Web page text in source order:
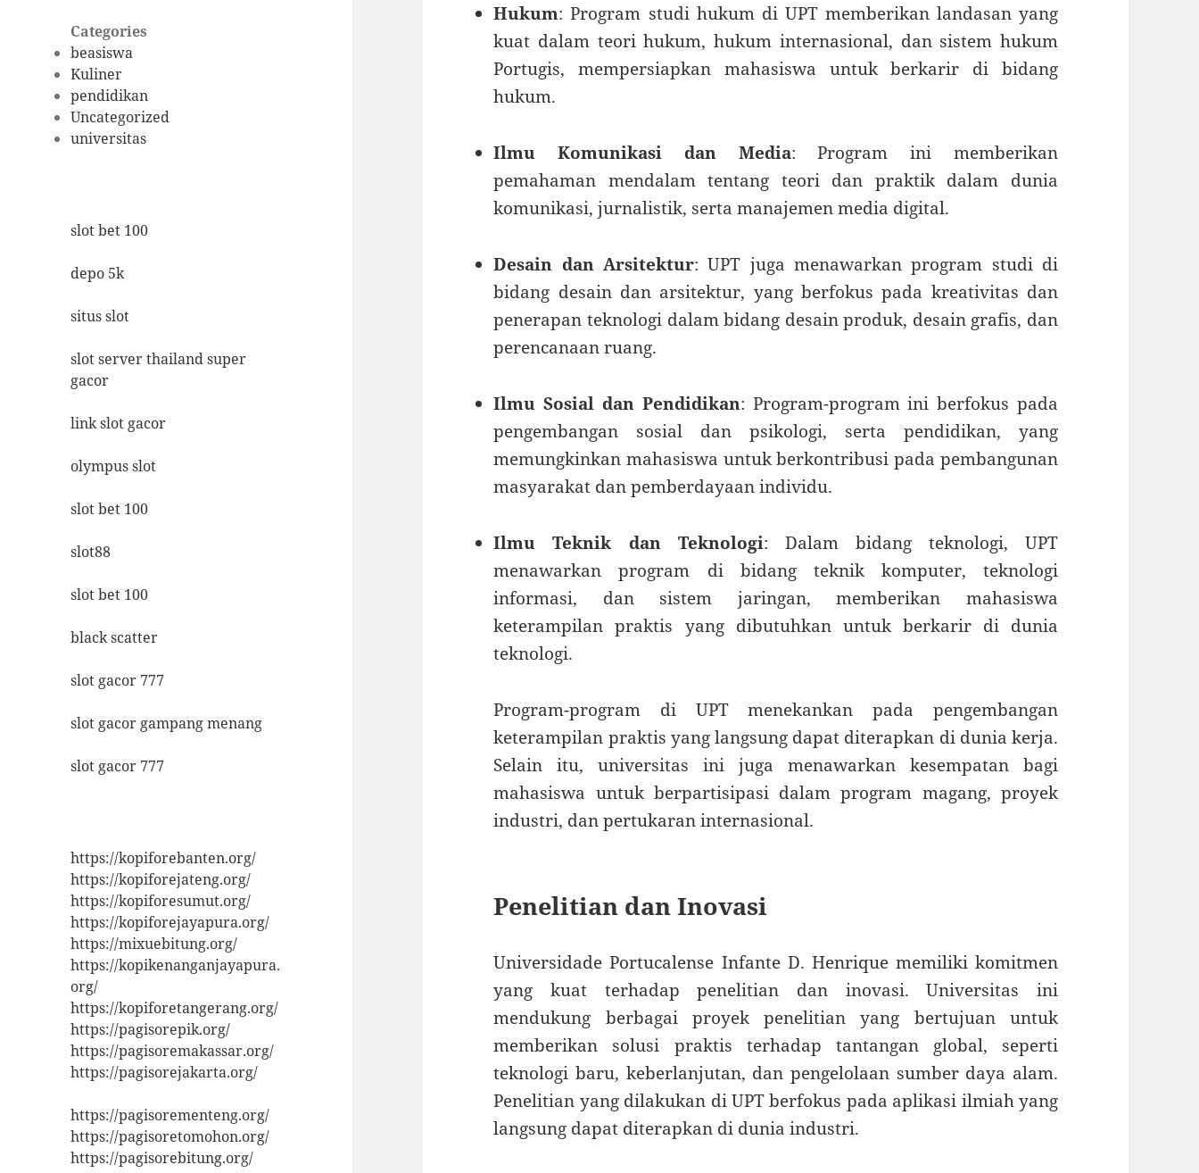
Categories
beasiswa
Kuliner
pendidikan
Uncategorized
universitas
slot bet 100
depo 5k
situs slot
slot server thailand super
gacor
link slot gacor
olympus slot
slot bet 100
slot88
slot bet 100
black scatter
slot gacor 777
slot gacor gampang menang
slot gacor 777
https://kopiforebanten.org/
https://kopiforejateng.org/
https://kopiforesumut.org/
https://kopiforejayapura.org/
https://mixuebitung.org/
https://kopikenanganjayapura.
org/
https://kopiforetangerang.org/
https://pagisorepik.org/
https://pagisoremakassar.org/
https://pagisorejakarta.org/
https://pagisorementeng.org/
https://pagisoretomohon.org/
https://pagisorebitung.org/
Hukum: Program studi hukum di UPT memberikan landasan yang
kuat dalam teori hukum, hukum internasional, dan sistem hukum
Portugis, mempersiapkan mahasiswa untuk berkarir di bidang
hukum.
Ilmu Komunikasi dan Media: Program ini memberikan
pemahaman mendalam tentang teori dan praktik dalam dunia
komunikasi, jurnalistik, serta manajemen media digital.
Desain dan Arsitektur: UPT juga menawarkan program studi di
bidang desain dan arsitektur, yang berfokus pada kreativitas dan
penerapan teknologi dalam bidang desain produk, desain grafis, dan
perencanaan ruang.
Ilmu Sosial dan Pendidikan: Program-program ini berfokus pada
pengembangan sosial dan psikologi, serta pendidikan, yang
memungkinkan mahasiswa untuk berkontribusi pada pembangunan
masyarakat dan pemberdayaan individu.
Ilmu Teknik dan Teknologi: Dalam bidang teknologi, UPT
menawarkan program di bidang teknik komputer, teknologi
informasi, dan sistem jaringan, memberikan mahasiswa
keterampilan praktis yang dibutuhkan untuk berkarir di dunia
teknologi.
Program-program di UPT menekankan pada pengembangan
keterampilan praktis yang langsung dapat diterapkan di dunia kerja.
Selain itu, universitas ini juga menawarkan kesempatan bagi
mahasiswa untuk berpartisipasi dalam program magang, proyek
industri, dan pertukaran internasional.
Penelitian dan Inovasi
Universidade Portucalense Infante D. Henrique memiliki komitmen
yang kuat terhadap penelitian dan inovasi. Universitas ini
mendukung berbagai proyek penelitian yang bertujuan untuk
memberikan solusi praktis terhadap tantangan global, seperti
teknologi baru, keberlanjutan, dan pengelolaan sumber daya alam.
Penelitian yang dilakukan di UPT berfokus pada aplikasi ilmiah yang
langsung dapat diterapkan di dunia industri.